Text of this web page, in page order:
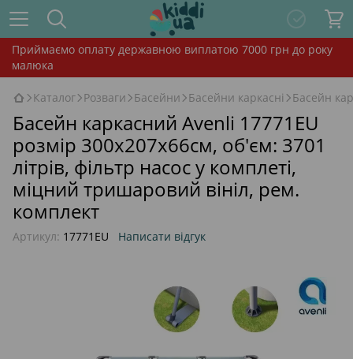
Приймаємо оплату державною виплатою 7000 грн до року
малюка
Каталог Розваги Басейни Басейни каркасні Басейн
Басейн каркасний Avenli 17771EU
розмір 300х207х66см, об'єм: 3701
літрів, фільтр насос у комплеті,
міцний тришаровий вініл, рем.
комплект
Артикул: 17771EU Написати відгук